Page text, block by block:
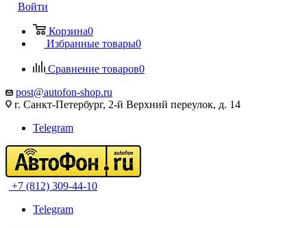
Войти
Корзина0
Избранные товары0
Сравнение товаров0
post@autofon-shop.ru
г. Санкт-Петербург, 2-й Верхний переулок, д. 14
Telegram
+7 (812) 309-44-10
Telegram